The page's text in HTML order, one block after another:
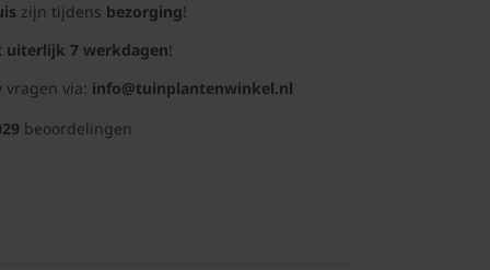
zijn tijdens bezorging!
uiterlijk 7 werkdagen!
vragen via: info@tuinplantenwinkel.nl
beoordelingen